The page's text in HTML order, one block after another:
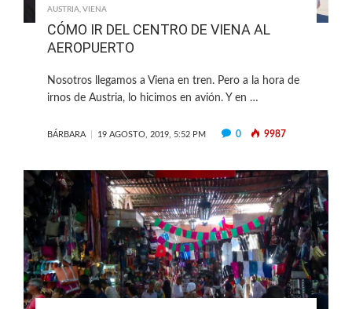
AUSTRIA, VIENA
CÓMO IR DEL CENTRO DE VIENA AL
AEROPUERTO
Nosotros llegamos a Viena en tren. Pero a la hora de
irnos de Austria, lo hicimos en avión. Y en …
BÁRBARA 19 AGOSTO, 2019, 5:52 PM 0 9987